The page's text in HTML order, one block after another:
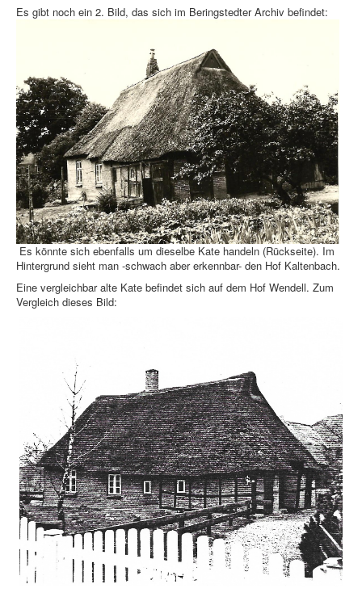
Es gibt noch ein 2. Bild, das sich im Beringstedter Archiv befindet:
Es könnte sich ebenfalls um dieselbe Kate handeln (Rückseite). Im
Hintergrund sieht man -schwach aber erkennbar- den Hof Kaltenbach.
Eine vergleichbar alte Kate befindet sich auf dem Hof Wendell. Zum
Vergleich dieses Bild: